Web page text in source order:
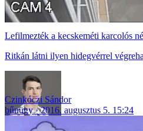
Lefilmezték a kecskeméti karcolós
Ritkán látni ilyen hidegvérrel
Czinkóczi Sándor
bűnügy
2016. augusztus 5. 15:24